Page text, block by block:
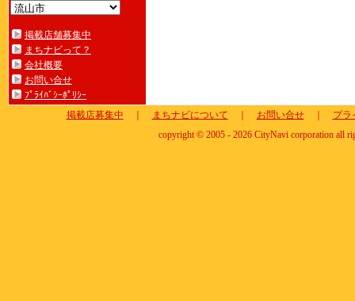
掲載店舗募集中
まちナビって？
会社概要
お問い合せ
ﾌﾟﾗｲﾊﾞｼｰﾎﾟﾘｼｰ
掲載店募集中 まちナビについて お問い合せ｜
プラ
copyright © 2005 - 2026 CityNavi corporation all